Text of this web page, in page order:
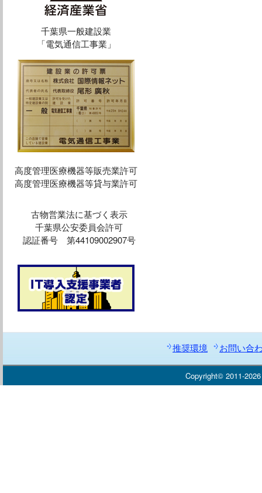
千葉県一般建設業
「電気通信工事業」
高度管理医療機器等販売業許可
高度管理医療機器等貸与業許可
古物営業法に基づく表示
千葉県公安委員会許可
認証番号 第44109002907号
推奨環境 お問い合
Copyright© 2011-